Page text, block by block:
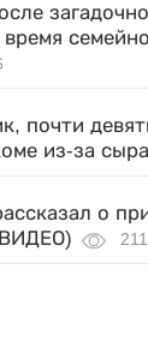
почти
из-за сыра
о